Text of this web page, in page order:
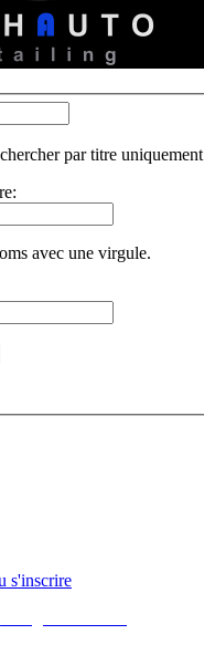
par titre uniquement
avec une virgule.
s'inscrire